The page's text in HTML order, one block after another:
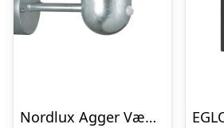
Nordlux Agger Væglampe med sensor, Galvaniseret stål